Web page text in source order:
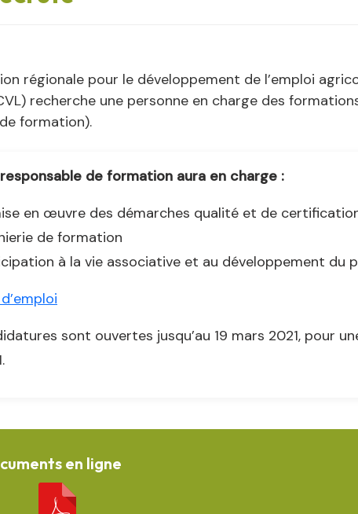
régionale pour le développement de l’emploi
recherche une personne en charge des
formation).
de formation aura en charge :
en œuvre des démarches qualité et de
de formation
à la vie associative et au développement du
sont ouvertes jusqu’au 19 mars 2021, pour
en ligne